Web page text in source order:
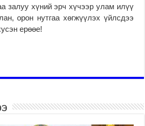
залуу хүний эрч хүчээр улам илүү
орон нутгаа хөгжүүлэх үйлсдээ
ерөөе!